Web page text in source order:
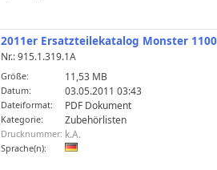
2011er Ersatzteilekatalog Monster 1100
Nr.: 915.1.319.1A
Größe: 11,53 MB
Datum: 03.05.2011 03:43
Dateiformat: PDF Dokument
Kategorie: Zubehörlisten
Drucknummer: k.A.
Sprache(n):